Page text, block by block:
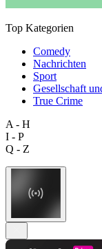
Top Kategorien
Comedy
Nachrichten
Sport
Gesellschaft
True Crime
A - H
I - P
Q - Z